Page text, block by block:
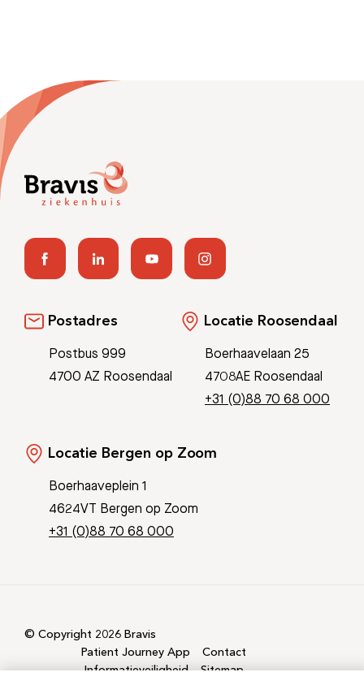
Postadres
Postbus 999
4700 AZ Roosendaal
Locatie Roosendaal
Boerhaavelaan 25
4708AE Roosendaal
+31 (0)88 70 68 000
Locatie Bergen op Zoom
Boerhaaveplein 1
4624VT Bergen op Zoom
+31 (0)88 70 68 000
© Copyright 2026 Bravis
Patient Journey App
Contact
Informatieveiligheid
Sitemap